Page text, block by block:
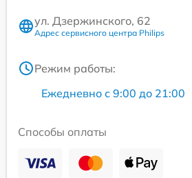
ул. Дзержинского, 62
Адрес сервисного центра Philips
Режим работы:
Ежедневно с 9:00 до 21:00
Способы оплаты